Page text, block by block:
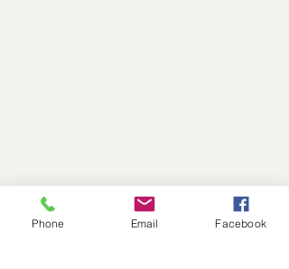
Phone Email Facebook